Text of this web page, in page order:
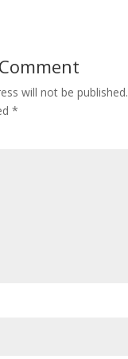
will not be published.
*